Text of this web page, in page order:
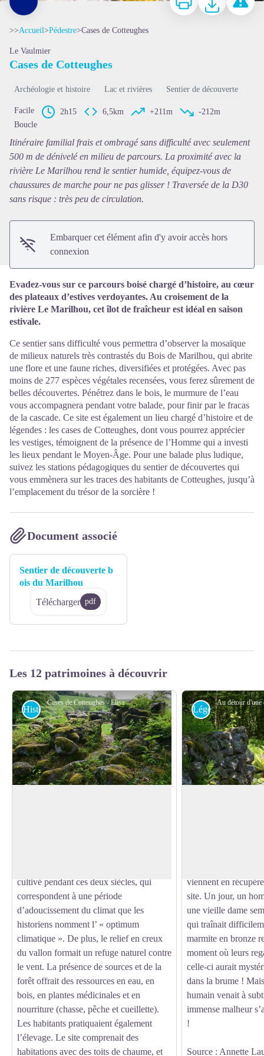
Voir l'image en plein écran
>>Accueil>Pédestre>Cases de Cotteughes
Le Vaulmier
Cases de Cotteughes
Archéologie et histoire Lac et rivières Sentier de découverte
Facile 2h15 6,5km +211m
-212m
Boucle
Itinéraire familial frais et ombragé sans difficulté avec seulement
500 m de dénivelé en milieu de parcours. La proximité avec la
rivière Le Marilhou rend le sentier humide, équipez-vous de
chaussures de marche pour ne pas glisser ! Traversée de la D30
sans risque : très peu de circulation.
Embarquer cet élément afin d'y avoir accès hors
connexion
Evadez-vous sur ce parcours boisé chargé d’histoire, au cœur
des plateaux d’estives verdoyantes. Au croisement de la
rivière Le Marilhou, cet îlot de fraîcheur est idéal en saison
estivale.
Ce sentier sans difficulté vous permettra d’observer la mosaïque
de milieux naturels très contrastés du Bois de Marilhou, qui abrite
une flore et une faune riches, diversifiées et protégées. Avec pas
moins de 277 espèces végétales recensées, vous ferez sûrement de
belles découvertes. Pénétrez dans le bois, le murmure de l’eau
vous accompagnera pendant votre balade, pour finir par le fracas
de la cascade. Ce site est également un lieu chargé d’histoire et de
légendes : les cases de Cotteughes, dont vous pourrez apprécier
les vestiges, témoignent de la présence de l’Homme qui a investi
les lieux pendant le Moyen-Âge. Pour une balade plus ludique,
suivez les stations pédagogiques du sentier de découvertes qui
vous emmènera sur les traces des habitants de Cotteughes, jusqu’à
l’emplacement du trésor de la sorcière !
Document associé
Sentier de découverte b
ois du Marilhou
Télécharger pdf
Les 12 patrimoines à découvrir
Cases de Cotteughes - Elisa Réveillaud
Histoire
cultivé pendant ces deux siècles, qui
correspondent à une période
d’adoucissement du climat que les
historiens nomment l’ « optimum
climatique ». De plus, le relief en creux
du vallon formait un refuge naturel contre
le vent. La présence de sources et de la
forêt offrait des ressources en eau, en
bois, en plantes médicinales et en
nourriture (chasse, pêche et cueillette).
Les habitants pratiquaient également
l’élevage. Le site comprenait des
habitations avec des toits de chaume, et
Légende
viennent en
site. Un jour, un
une vieille dame
qui traînait
marmite en bronze
moment où leurs
celle-ci aurait
dans la brume !
humain venait à
immense malheur
!
Source : Annette